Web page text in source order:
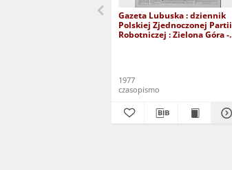
Gazeta Lubuska : dziennik
Polskiej Zjednoczonej Partii
Robotniczej : Zielona Góra -
1977
czasopismo